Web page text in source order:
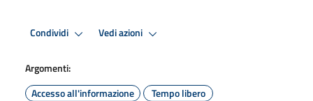
Condividi Vedi azioni
Argomenti:
Accesso all'informazione
Tempo libero